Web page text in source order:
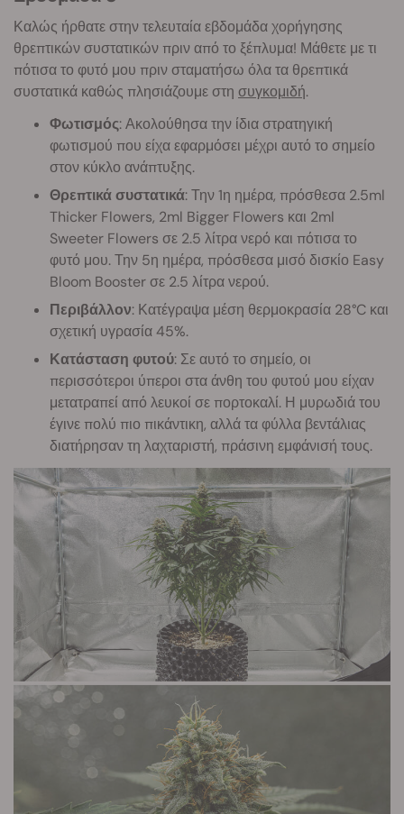
Καλώς ήρθατε στην τελευταία εβδομάδα χορήγησης
θρεπτικών συστατικών πριν από το ξέπλυμα! Μάθετε με τι
πότισα το φυτό μου πριν σταματήσω όλα τα θρεπτικά
συστατικά καθώς πλησιάζουμε στη συγκομιδή.
Φωτισμός: Ακολούθησα την ίδια στρατηγική
φωτισμού που είχα εφαρμόσει μέχρι αυτό το σημείο
στον κύκλο ανάπτυξης.
Θρεπτικά συστατικά: Την 1η ημέρα, πρόσθεσα 2.5ml
Thicker Flowers, 2ml Bigger Flowers και 2ml
Sweeter Flowers σε 2.5 λίτρα νερό και πότισα το
φυτό μου. Την 5η ημέρα, πρόσθεσα μισό δισκίο Easy
Bloom Booster σε 2.5 λίτρα νερού.
Περιβάλλον: Κατέγραψα μέση θερμοκρασία 28°C και
σχετική υγρασία 45%.
Κατάσταση φυτού: Σε αυτό το σημείο, οι
περισσότεροι ύπεροι στα άνθη του φυτού μου είχαν
μετατραπεί από λευκοί σε πορτοκαλί. Η μυρωδιά του
έγινε πολύ πιο πικάντικη, αλλά τα φύλλα βεντάλιας
διατήρησαν τη λαχταριστή, πράσινη εμφάνισή τους.